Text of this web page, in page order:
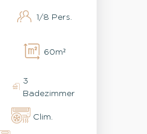
WIFI, BBQ, 2
GEMACHTE
ENDREINIGUNG
1/8 Pers.
60m²
3
Badezimmer
Clim.